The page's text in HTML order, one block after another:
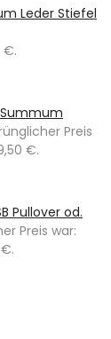
Leder Stiefel
€.
Summum
Preis
€.
Pullover od.
Preis war: